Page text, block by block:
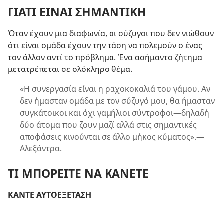
ΓΙΑΤΙ ΕΙΝΑΙ ΣΗΜΑΝΤΙΚΗ
Όταν έχουν μια διαφωνία, οι σύζυγοι που δεν νιώθουν
ότι είναι ομάδα έχουν την τάση να πολεμούν ο ένας
τον άλλον αντί το πρόβλημα. Ένα ασήμαντο ζήτημα
μετατρέπεται σε ολόκληρο θέμα.
«Η συνεργασία είναι η ραχοκοκαλιά του γάμου. Αν
δεν ήμασταν ομάδα με τον σύζυγό μου, θα ήμασταν
συγκάτοικοι και όχι γαμήλιοι σύντροφοι​—δηλαδή
δύο άτομα που ζουν μαζί αλλά στις σημαντικές
αποφάσεις κινούνται σε άλλο μήκος κύματος».​—
Αλεξάντρα.
ΤΙ ΜΠΟΡΕΙΤΕ ΝΑ ΚΑΝΕΤΕ
ΚΑΝΤΕ ΑΥΤΟΕΞΕΤΑΣΗ